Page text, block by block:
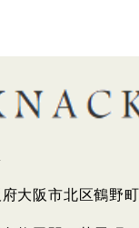
大阪市北区鶴野